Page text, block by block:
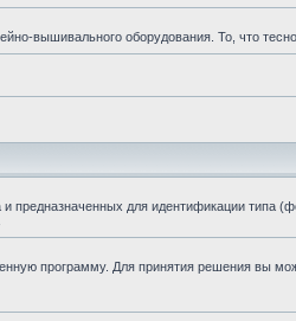
вышивального оборудования. То, что тесно
для идентификации типа
программу. Для принятия решения вы